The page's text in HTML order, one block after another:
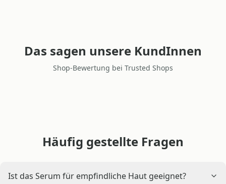
Das sagen unsere KundInnen
Shop-Bewertung bei Trusted Shops
Häufig gestellte Fragen
Ist das Serum für empfindliche Haut geeignet?